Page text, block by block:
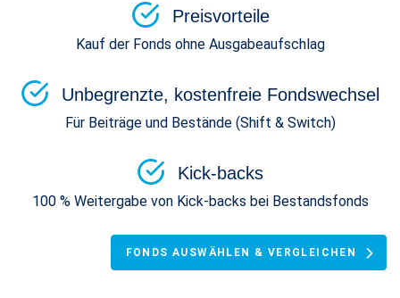
Preisvorteile
Kauf der Fonds ohne Ausgabeaufschlag
Unbegrenzte, kostenfreie Fondswechsel
Für Beiträge und Bestände (Shift & Switch)
Kick-backs
100 % Weitergabe von Kick-backs bei Bestandsfonds
FONDS AUSWÄHLEN & VERGLEICHEN